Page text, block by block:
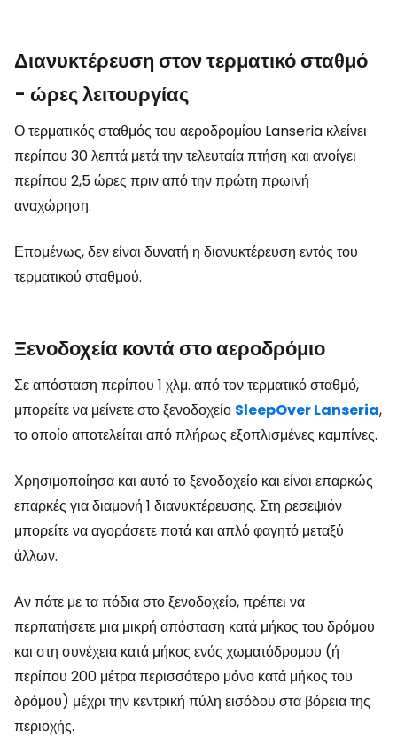
Διανυκτέρευση στον τερματικό σταθμό
- ώρες λειτουργίας
Ο τερματικός σταθμός του αεροδρομίου Lanseria κλείνει
περίπου 30 λεπτά μετά την τελευταία πτήση και ανοίγει
περίπου 2,5 ώρες πριν από την πρώτη πρωινή
αναχώρηση.
Επομένως, δεν είναι δυνατή η διανυκτέρευση εντός του
τερματικού σταθμού.
Ξενοδοχεία κοντά στο αεροδρόμιο
Σε απόσταση περίπου 1 χλμ. από τον τερματικό σταθμό,
μπορείτε να μείνετε στο ξενοδοχείο SleepOver Lanseria,
το οποίο αποτελείται από πλήρως εξοπλισμένες καμπίνες.
Χρησιμοποίησα και αυτό το ξενοδοχείο και είναι επαρκώς
επαρκές για διαμονή 1 διανυκτέρευσης. Στη ρεσεψιόν
μπορείτε να αγοράσετε ποτά και απλό φαγητό μεταξύ
άλλων.
Αν πάτε με τα πόδια στο ξενοδοχείο, πρέπει να
περπατήσετε μια μικρή απόσταση κατά μήκος του δρόμου
και στη συνέχεια κατά μήκος ενός χωματόδρομου (ή
περίπου 200 μέτρα περισσότερο μόνο κατά μήκος του
δρόμου) μέχρι την κεντρική πύλη εισόδου στα βόρεια της
περιοχής.